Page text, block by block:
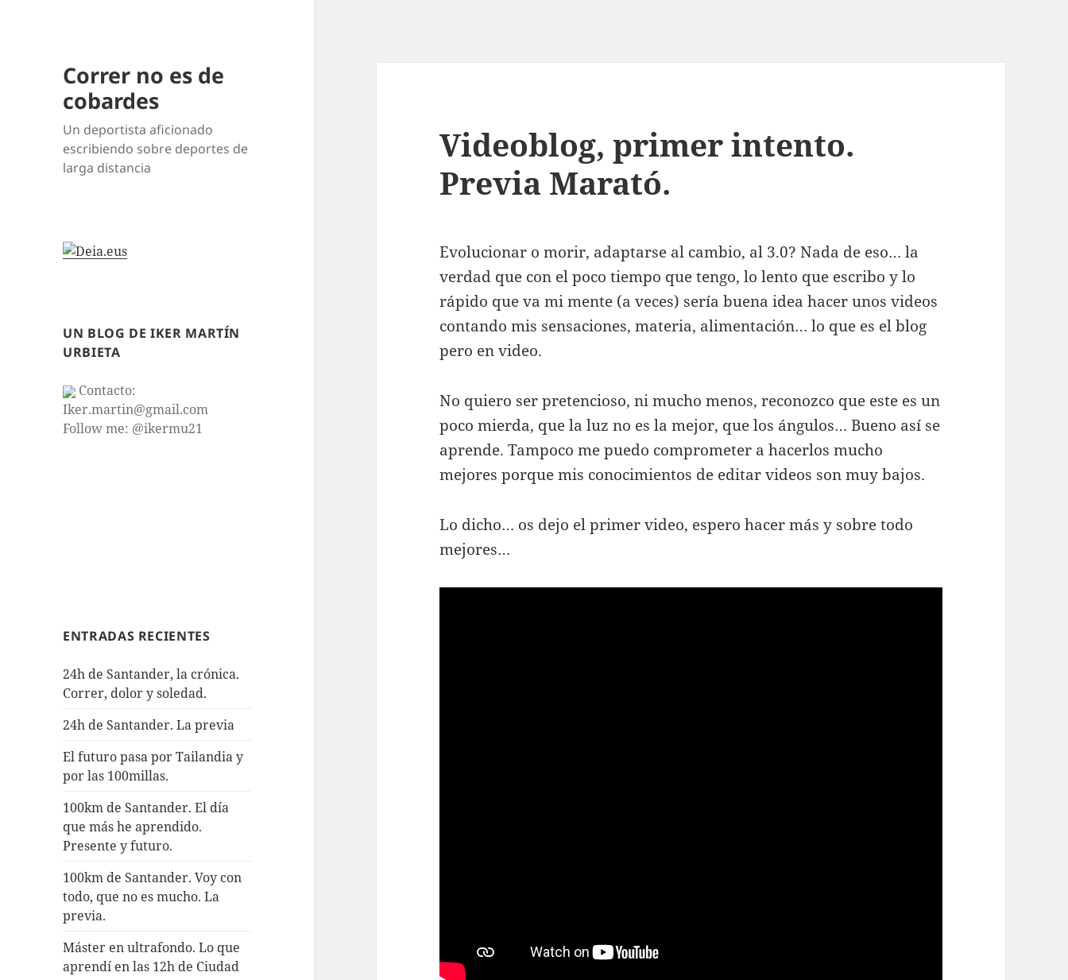
Correr no es de
cobardes
Un deportista aficionado
escribiendo sobre deportes de
larga distancia
UN BLOG DE IKER MARTÍN
URBIETA
Contacto:
Iker.martin@gmail.com
Follow me: @ikermu21
ENTRADAS RECIENTES
24h de Santander, la crónica.
Correr, dolor y soledad.
24h de Santander. La previa
El futuro pasa por Tailandia y
por las 100millas.
100km de Santander. El día
que más he aprendido.
Presente y futuro.
100km de Santander. Voy con
todo, que no es mucho. La
previa.
Máster en ultrafondo. Lo que
aprendí en las 12h de Ciudad
Videoblog, primer intento.
Previa Marató.
Evolucionar o morir, adaptarse al cambio, al 3.0? Nada de eso… la
verdad que con el poco tiempo que tengo, lo lento que escribo y lo
rápido que va mi mente (a veces) sería buena idea hacer unos videos
contando mis sensaciones, materia, alimentación… lo que es el blog
pero en video.
No quiero ser pretencioso, ni mucho menos, reconozco que este es un
poco mierda, que la luz no es la mejor, que los ángulos… Bueno así se
aprende. Tampoco me puedo comprometer a hacerlos mucho
mejores porque mis conocimientos de editar videos son muy bajos.
Lo dicho… os dejo el primer video, espero hacer más y sobre todo
mejores…